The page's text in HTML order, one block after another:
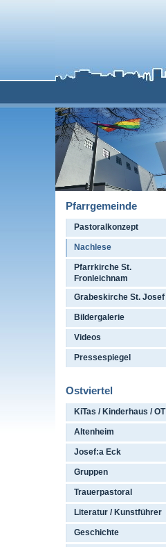
Pfarrgemeinde
Pastoralkonzept
Nachlese
Pfarrkirche St.
Fronleichnam
Grabeskirche St. Josef
Bildergalerie
Videos
Pressespiegel
Ostviertel
KiTas / Kinderhaus / OT
Altenheim
Josef:a Eck
Gruppen
Trauerpastoral
Literatur / Kunstführer
Geschichte